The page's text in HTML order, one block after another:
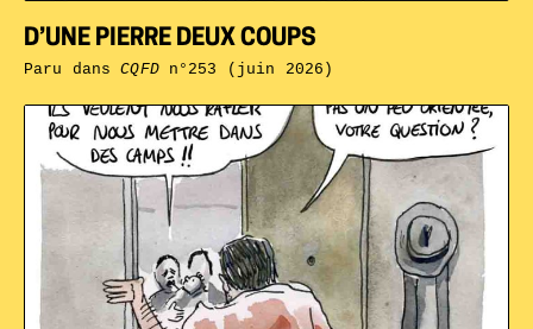
D’UNE PIERRE DEUX COUPS
Paru dansCQFDn°253 (juin 2026)